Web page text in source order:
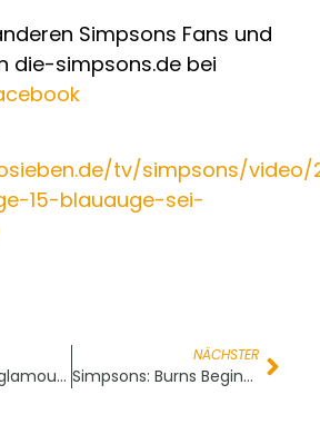
Simpsons Fans und
die-simpsons.de bei
tv/simpsons/video/
15-blauauge-sei-
Simpsons: Der glamouröse Godfrey – Erstaustrahlung
NÄCHSTER
Simpsons: Burns Begins – Erstaustrahlung